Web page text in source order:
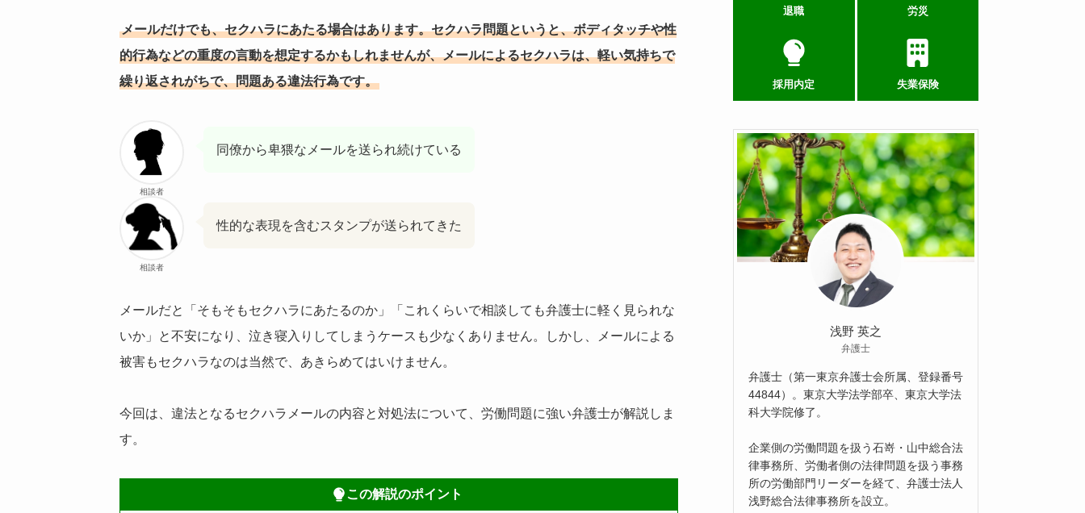
メールだけでも、セクハラにあたる場合はあります。セクハラ問題というと、ボディタッチや性
的行為などの重度の言動を想定するかもしれませんが、メールによるセクハラは、軽い気持ちで
繰り返されがちで、問題ある違法行為です。
相談者
同僚から卑猥なメールを送られ続けている
相談者
性的な表現を含むスタンプが送られてきた
メールだと「そもそもセクハラにあたるのか」「これくらいで相談しても弁護士に軽く見られな
いか」と不安になり、泣き寝入りしてしまうケースも少なくありません。しかし、メールによる
被害もセクハラなのは当然で、あきらめてはいけません。
今回は、違法となるセクハラメールの内容と対処法について、労働問題に強い弁護士が解説しま
す。
この解説のポイント
退職 労災
採用内定 失業保険
浅野 英之
弁護士
弁護士（第一東京弁護士会所属、登録番号
44844）。東京大学法学部卒、東京大学法
科大学院修了。
企業側の労働問題を扱う石嵜・山中総合法
律事務所、労働者側の法律問題を扱う事務
所の労働部門リーダーを経て、弁護士法人
浅野総合法律事務所を設立。